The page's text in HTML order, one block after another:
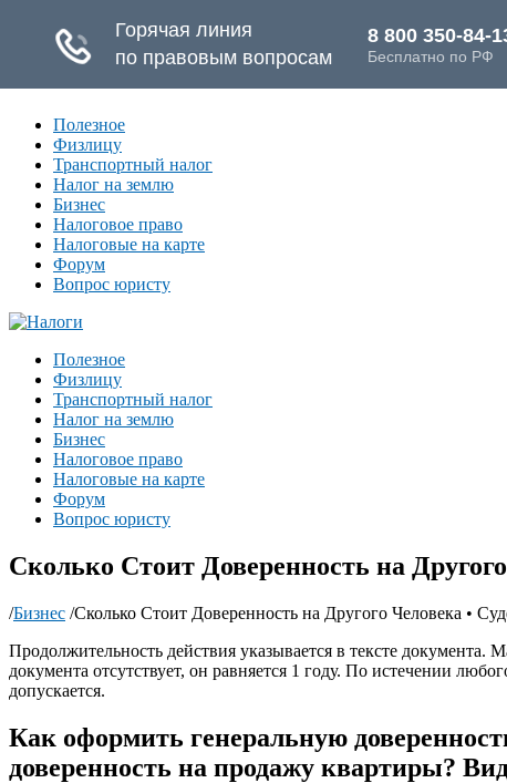
Полезное
Физлицу
Транспортный налог
Налог на землю
Бизнес
Налоговое право
Налоговые на карте
Форум
Вопрос юристу
Полезное
Физлицу
Транспортный налог
Налог на землю
Бизнес
Налоговое право
Налоговые на карте
Форум
Вопрос юристу
Сколько Стоит Доверенность на
/Бизнес /Сколько Стоит Доверенность на Другого Человека •
Продолжительность действия указывается в тексте документа.
документа отсутствует, он равняется 1 году. По истечении
допускается.
Как оформить генеральную
доверенность на продажу квартиры?